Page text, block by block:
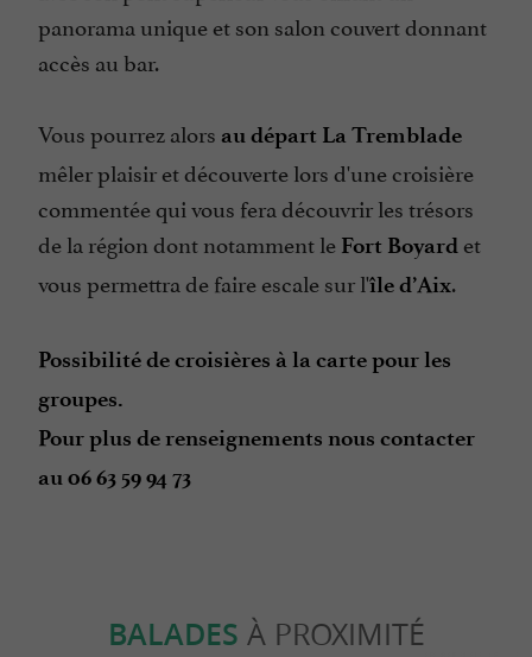
panorama unique et son salon couvert donnant
accès au bar.
Vous pourrez alors au départ La Tremblade
mêler plaisir et découverte lors d'une croisière
commentée qui vous fera découvrir les trésors
de la région dont notamment le Fort Boyard et
vous permettra de faire escale sur l'île d’Aix.
Possibilité de croisières à la carte pour les
groupes.
Pour plus de renseignements nous contacter
au 06 63 59 94 73
BALADES À PROXIMITÉ